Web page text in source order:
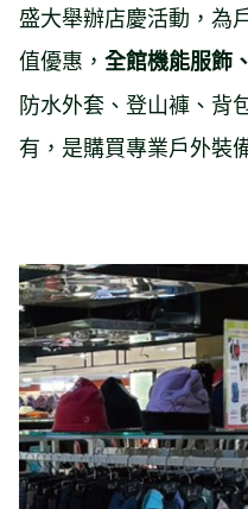
盛大舉辦店慶活動，為
值優惠， 全館機能服飾
防水外套、登山褲、背
有，是購買專業戶外裝